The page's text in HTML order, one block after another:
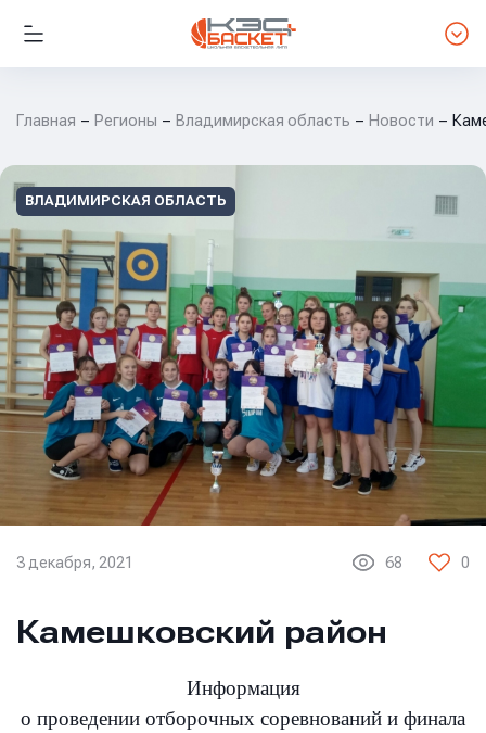
Главная Регионы Владимирская область Новости
ВЛАДИМИРСКАЯ ОБЛАСТЬ
3 декабря, 2021 68 0
Камешковский район
Информация
о проведении отборочных соревнований и финала